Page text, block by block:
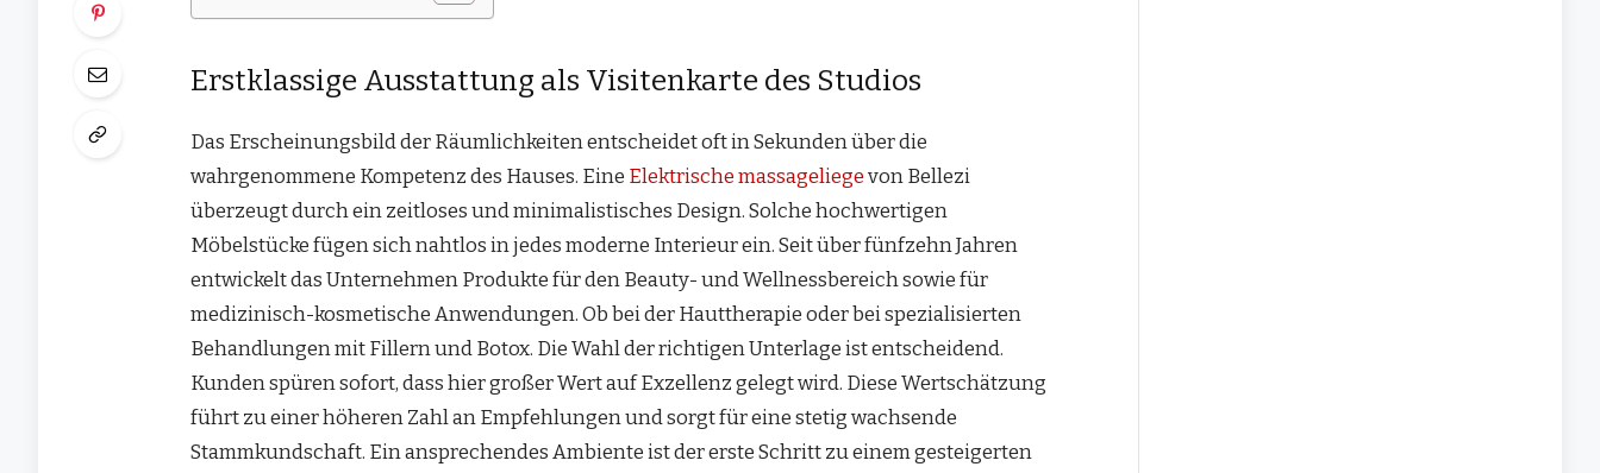
Erstklassige Ausstattung als Visitenkarte des Studios
Das Erscheinungsbild der Räumlichkeiten entscheidet oft in Sekunden über die
wahrgenommene Kompetenz des Hauses. Eine Elektrische massageliege von Bellezi
überzeugt durch ein zeitloses und minimalistisches Design. Solche hochwertigen
Möbelstücke fügen sich nahtlos in jedes moderne Interieur ein. Seit über fünfzehn Jahren
entwickelt das Unternehmen Produkte für den Beauty- und Wellnessbereich sowie für
medizinisch-kosmetische Anwendungen. Ob bei der Hauttherapie oder bei spezialisierten
Behandlungen mit Fillern und Botox. Die Wahl der richtigen Unterlage ist entscheidend.
Kunden spüren sofort, dass hier großer Wert auf Exzellenz gelegt wird. Diese Wertschätzung
führt zu einer höheren Zahl an Empfehlungen und sorgt für eine stetig wachsende
Stammkundschaft. Ein ansprechendes Ambiente ist der erste Schritt zu einem gesteigerten